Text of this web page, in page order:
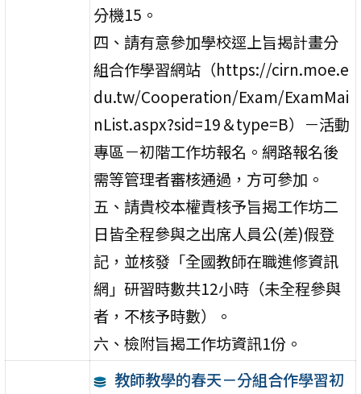
分機15。
四、請有意參加學校逕上旨揭計畫分
組合作學習網站（https://cirn.moe.e
du.tw/Cooperation/Exam/ExamMai
nList.aspx?sid=19＆type=B）－活動
專區－初階工作坊報名。網路報名後
需等管理者審核通過，方可參加。
五、請貴校本權責核予旨揭工作坊二
日皆全程參與之出席人員公(差)假登
記，並核發「全國教師在職進修資訊
網」研習時數共12小時（未全程參與
者，不核予時數）。
六、檢附旨揭工作坊資訊1份。
教師教學的春天－分組合作學習初